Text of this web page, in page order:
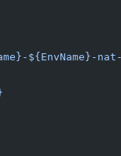
${EnvName}-